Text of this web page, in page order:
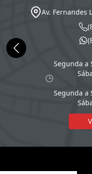
Av. Fernandes
Segunda a
Segunda a